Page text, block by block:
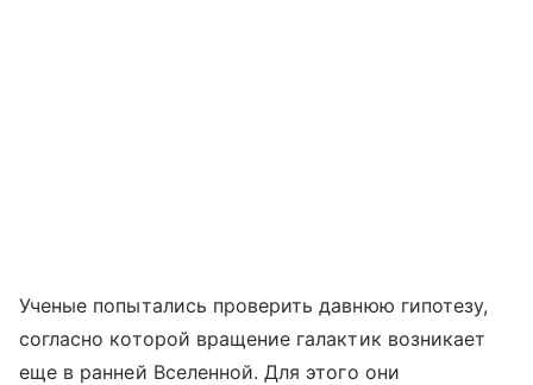
Ученые попытались проверить давнюю гипотезу,
согласно которой вращение галактик возникает
еще в ранней Вселенной. Для этого они